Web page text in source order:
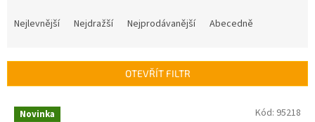
í
Nejlevnější Nejdražší Nejprodávanější Abecedně
OTEVŘÍT FILTR
V Novinka
Kód: 95218